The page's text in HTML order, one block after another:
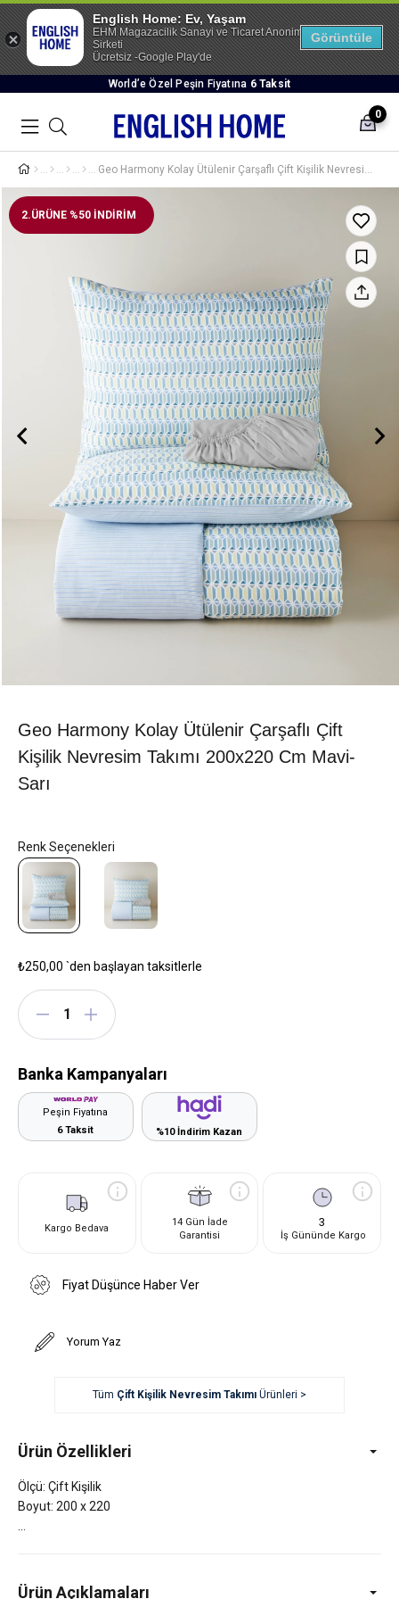
World’e Özel Peşin Fiyatına 6 Taksit
0
Geo Harmony Kolay Ütülenir Çarşaflı Çift Kişilik Nevresim Takımı 200x220 cm Mavi-Sarı
2.ÜRÜNE %50 İNDİRİM
Geo Harmony Kolay Ütülenir Çarşaflı Çift
Kişilik Nevresim Takımı 200x220 Cm Mavi-
Sarı
₺250,00 `den başlayan taksitlerle
Banka Kampanyaları
Peşin Fiyatına
6 Taksit
%10 İndirim Kazan
Kargo Bedava
14 Gün İade
Garantisi
3
İş Gününde Kargo
Fiyat Düşünce Haber Ver
Yorum Yaz
Tüm Çift Kişilik Nevresim TakımıÜrünleri >
Ürün Özellikleri
Ölçü: Çift Kişilik
Boyut: 200 x 220
Ürün Açıklamaları
English Home: Ev, Yaşam
EHM Magazacilik Sanayi ve Ticaret Anonim
Sirketi
Ücretsiz -Google Play'de
Görüntüle